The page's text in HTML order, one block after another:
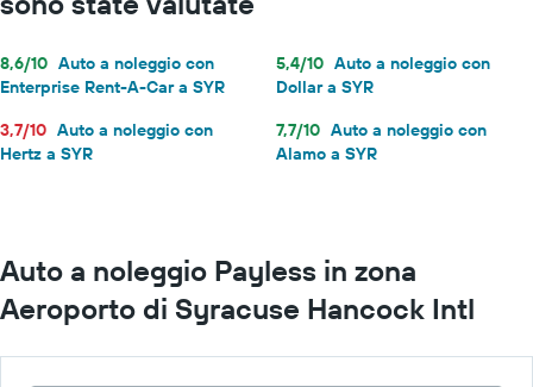
8,6/10 Auto a noleggio con
Enterprise Rent-A-Car a SYR
5,4/10 Auto a noleggio con
Dollar a SYR
3,7/10 Auto a noleggio con
Hertz a SYR
7,7/10 Auto a noleggio con
Alamo a SYR
Auto a noleggio Payless in zona
Aeroporto di Syracuse Hancock Intl